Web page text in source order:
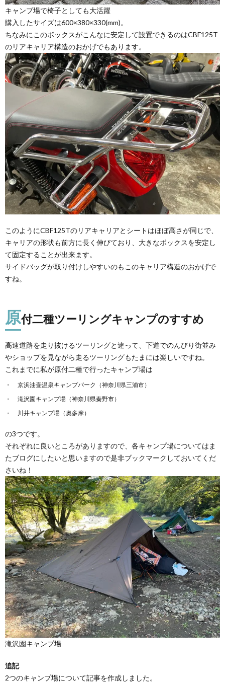
キャンプ場で椅子としても大活躍
購入したサイズは600×380×330(mm)。
ちなみにこのボックスがこんなに安定して設置できるのはCBF125T
のリアキャリア構造のおかげでもあります。
このようにCBF125Tのリアキャリアとシートはほぼ高さが同じで、
キャリアの形状も前方に長く伸びており、大きなボックスを安定し
て固定することが出来ます。
サイドバッグが取り付けしやすいのもこのキャリア構造のおかげで
すね。
原付二種ツーリングキャンプのすすめ
高速道路を走り抜けるツーリングと違って、下道でのんびり街並み
やショップを見ながら走るツーリングもたまには楽しいですね。
これまでに私が原付二種で行ったキャンプ場は
京浜油壷温泉キャンプパーク（神奈川県三浦市）
滝沢園キャンプ場（神奈川県秦野市）
川井キャンプ場（奥多摩）
の3つです。
それぞれに良いところがありますので、各キャンプ場についてはま
たブログにしたいと思いますので是非ブックマークしておいてくだ
さいね！
滝沢園キャンプ場
追記
2つのキャンプ場について記事を作成しました。